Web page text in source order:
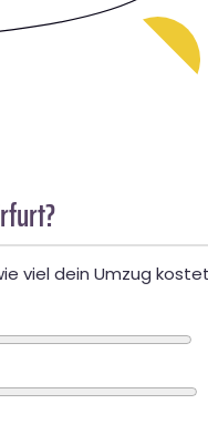
viel dein Umzug